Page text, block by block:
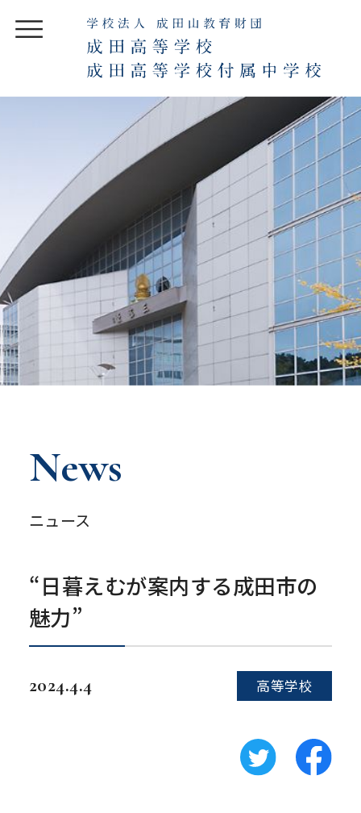
News
ニュース
“日暮えむが案内する成田市の
魅力”
2024.4.4 高等学校